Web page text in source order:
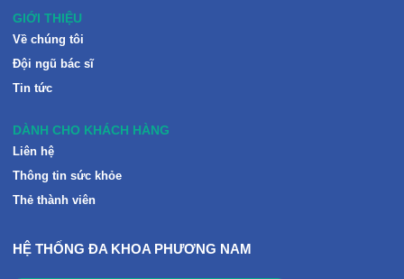
GIỚI THIỆU
Về chúng tôi
Đội ngũ bác sĩ
Tin tức
DÀNH CHO KHÁCH HÀNG
Liên hệ
Thông tin sức khỏe
Thẻ thành viên
HỆ THỐNG ĐA KHOA PHƯƠNG NAM